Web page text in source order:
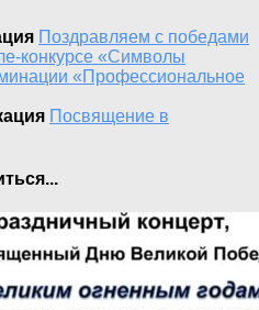
Поздравляем с победами
конкурсе «Символы
«Профессиональное
Посвящение в